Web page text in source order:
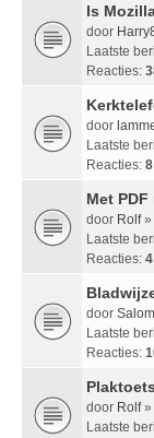
Is
door
Laatste
Reacties:
door
Laatste
Reacties: 8
Met
door Rolf»
Laatste
Reacties: 4
door
Laatste
Reacties:
door Rolf»
Laatste